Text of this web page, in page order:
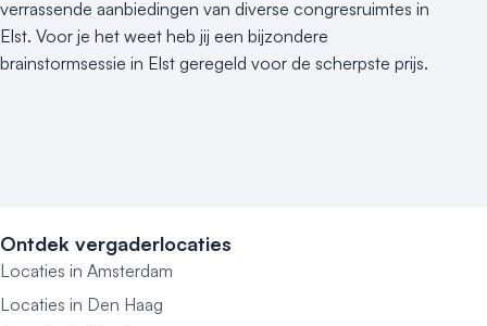
verrassende aanbiedingen van diverse congresruimtes in
Elst. Voor je het weet heb jij een bijzondere
brainstormsessie in Elst geregeld voor de scherpste prijs.
Ontdek vergaderlocaties
Locaties in Amsterdam
Locaties in Den Haag